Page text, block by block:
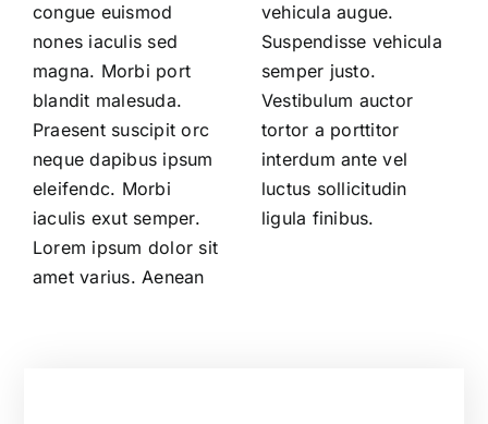
congue euismod
nones iaculis sed
magna. Morbi port
blandit malesuda.
Praesent suscipit orc
neque dapibus ipsum
eleifendc. Morbi
iaculis exut semper.
Lorem ipsum dolor sit
amet varius. Aenean
vehicula augue.
Suspendisse vehicula
semper justo.
Vestibulum auctor
tortor a porttitor
interdum ante vel
luctus sollicitudin
ligula finibus.